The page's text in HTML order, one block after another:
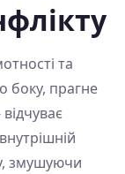
та
боку, прагне
змушуючи